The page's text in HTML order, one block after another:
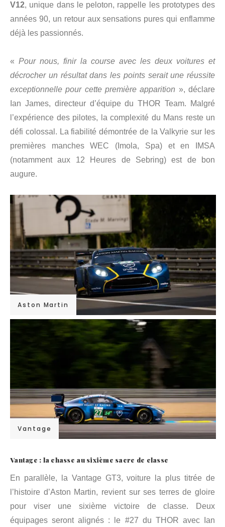
V12, unique dans le peloton, rappelle les prototypes des
années 90, un retour aux sensations pures qui enflamme
déjà les passionnés.
« Pour nous, finir la course avec les deux voitures et
décrocher un résultat dans les points serait une réussite
exceptionnelle pour cette première apparition », déclare
Ian James, directeur d’équipe du THOR Team. Malgré
l’expérience des pilotes, la complexité du Mans reste un
défi colossal. La fiabilité démontrée de la Valkyrie sur les
premières manches WEC (Imola, Spa) et en IMSA
(notamment aux 12 Heures de Sebring) est de bon
augure.
Aston Martin
Vantage
Vantage : la chasse au sixième sacre de classe
En parallèle, la Vantage GT3, voiture la plus titrée de
l’histoire d’Aston Martin, revient sur ses terres de gloire
pour viser une sixième victoire de classe. Deux
équipages seront alignés : le #27 du THOR avec Ian